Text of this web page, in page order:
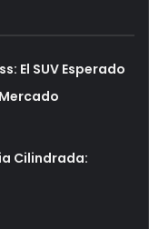
El SUV Esperado
Cilindrada: